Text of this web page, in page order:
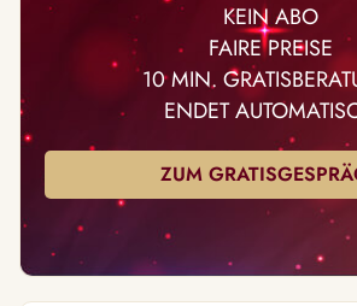
KEIN ABO
FAIRE PREISE
10 MIN.
ENDET
ZUM